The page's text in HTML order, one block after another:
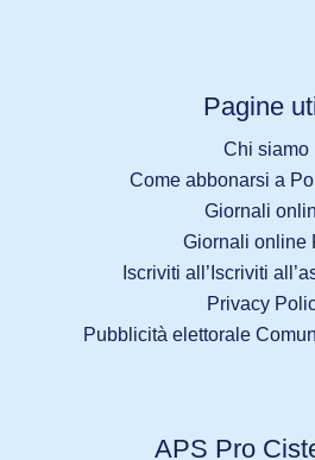
Pagine
Chi siamo
Come abbonarsi a
Giornali
Giornali online
Iscriviti all’Iscriviti
Privacy
Pubblicità elettorale
APS Pro